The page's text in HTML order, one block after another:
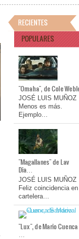
RECIENTES
POPULARES
"Omaha", de Cole
JOSÉ LUIS MUÑOZ
Menos es más.
Ejemplo…
"Magallanes" de Lav
Dia…
JOSÉ LUIS MUÑOZ
Feliz coincidencia en
cartelera…
"Lux", de Mario Cuenca
…